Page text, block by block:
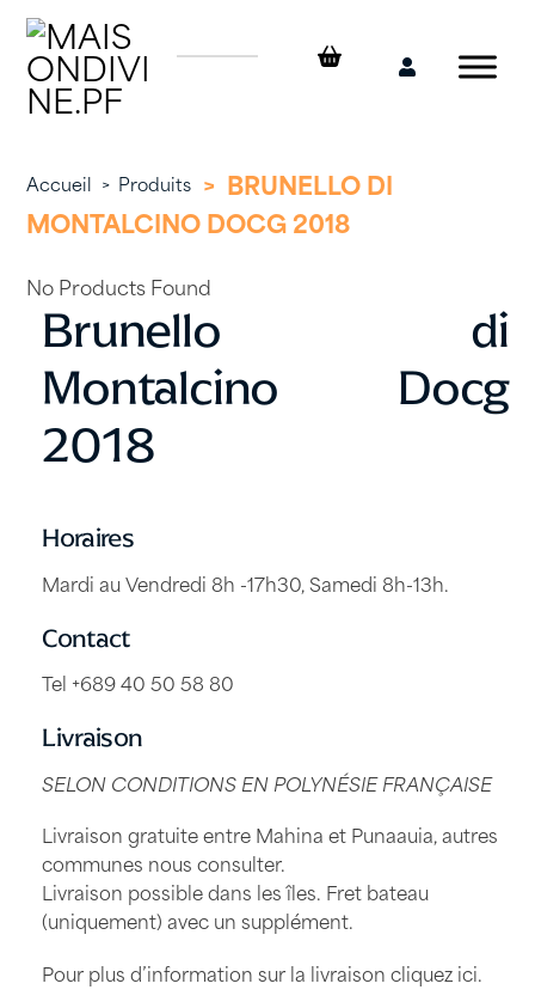
Skip
content
Mon
Accueil > Produits > BRUNELLO DI
MONTALCINO DOCG 2018
Brunello di
Montalcino Docg
2018
Horaires
Mardi au Vendredi 8h -17h30, Samedi 8h-13h.
Contact
Tel +689 40 50 58 80
Livraison
SELON CONDITIONS EN POLYNÉSIE FRANÇAISE
Livraison gratuite entre Mahina et Punaauia, autres
communes nous consulter.
Livraison possible dans les îles. Fret bateau
(uniquement) avec un supplément.
Pour plus d’information sur la livraisoncliquez ici.
No Products Found